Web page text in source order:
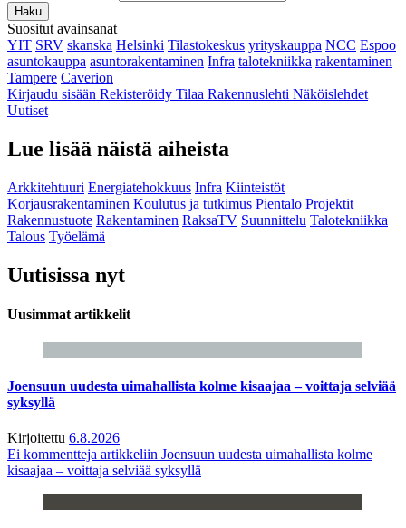
Haku
Suositut avainsanat
YIT SRV skanska Helsinki Tilastokeskus yrityskauppa NCC Espoo
asuntokauppa asuntorakentaminen Infra talotekniikka rakentaminen
Tampere Caverion
Kirjaudu sisään Rekisteröidy Tilaa Rakennuslehti Näköislehdet
Uutiset
Lue lisää näistä aiheista
Arkkitehtuuri Energiatehokkuus Infra Kiinteistöt
Korjausrakentaminen Koulutus ja tutkimus Pientalo Projektit
Rakennustuote Rakentaminen RaksaTV Suunnittelu Talotekniikka
Talous Työelämä
Uutisissa nyt
Uusimmat artikkelit
Joensuun uudesta uimahallista kolme kisaajaa – voittaja selviää
syksyllä
Kirjoitettu 6.8.2026
Ei kommentteja artikkeliin Joensuun uudesta uimahallista kolme
kisaajaa – voittaja selviää syksyllä